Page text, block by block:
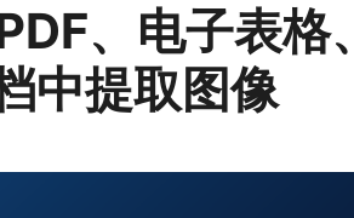
、电子表格
中提取图像